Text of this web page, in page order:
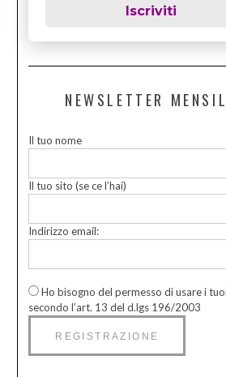
Iscriviti
NEWSLETTER
Il tuo nome
Il tuo sito (se ce l’hai)
Indirizzo email:
Ho bisogno del permesso di usare i
secondo l’art. 13 del d.lgs 196/2003